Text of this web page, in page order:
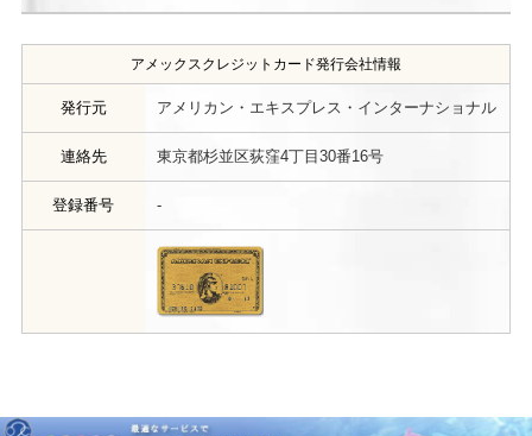
アメックスクレジットカード発行会社情報
発行元 アメリカン・エキスプレス・インターナショナル
連絡先 東京都杉並区荻窪4丁目30番16号
登録番号 -